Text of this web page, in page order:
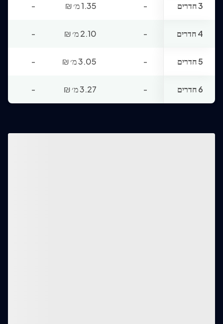
3 חדרים - 1.35 מ׳ ₪
-
4 חדרים - 2.10 מ׳ ₪
-
5 חדרים - 3.05 מ׳ ₪
-
6 חדרים - 3.27 מ׳ ₪
-